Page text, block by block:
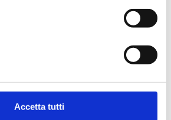
Accetta tutti
per certificati
(foglio 40 bollini)
4,03€